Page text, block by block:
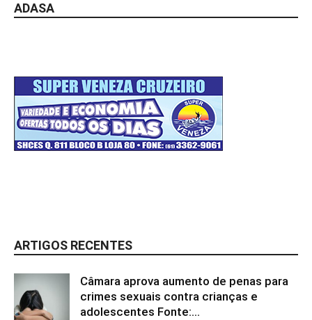
ADASA
ARTIGOS RECENTES
Câmara aprova aumento de penas para
crimes sexuais contra crianças e
adolescentes Fonte:...